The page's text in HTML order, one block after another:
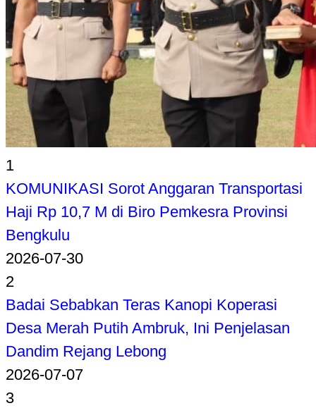
1
KOMUNIKASI Sorot Anggaran Transportasi
Haji Rp 10,7 M di Biro Pemkesra Provinsi
Bengkulu
2026-07-30
2
Badai Sebabkan Teras Kanopi Koperasi
Desa Merah Putih Ambruk, Ini Penjelasan
Dandim Rejang Lebong
2026-07-07
3